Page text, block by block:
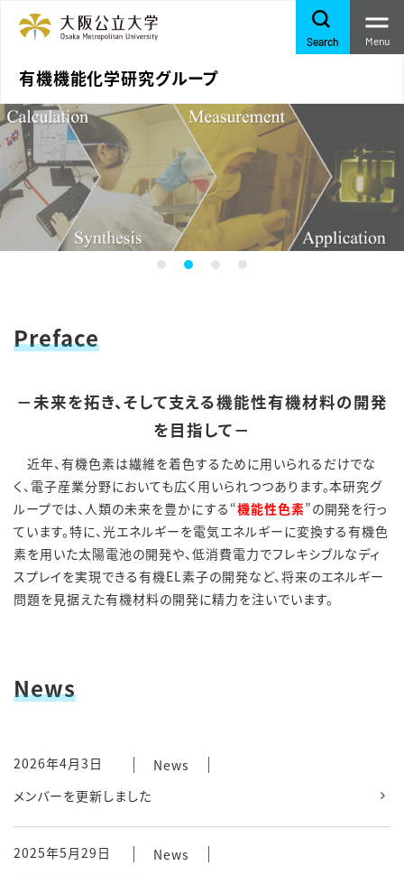
有機機能化学研究グループ
Search Menu
Preface
－未来を拓き、そして支える機能性有機材料の開発
を目指して－
近年、有機色素は繊維を着色するために用いられるだけでな
く、電子産業分野においても広く用いられつつあります。本研究グ
ループでは、人類の未来を豊かにする“機能性色素”の開発を行っ
ています。特に、光エネルギーを電気エネルギーに変換する有機色
素を用いた太陽電池の開発や、低消費電力でフレキシブルなディ
スプレイを実現できる有機EL素子の開発など、将来のエネルギー
問題を見据えた有機材料の開発に精力を注いでいます。
News
2026年4月3日
News
メンバーを更新しました
2025年5月29日
News